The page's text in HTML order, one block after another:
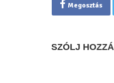
Megosztás
SZÓLJ HOZZÁ